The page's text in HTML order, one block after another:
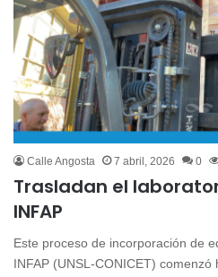
Calle Angosta 7 abril, 2026 0
Trasladan el
INFAP
Este proceso de incorporación de
INFAP (UNSL-CONICET)